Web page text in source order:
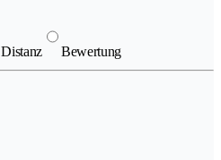
Distanz Bewertung